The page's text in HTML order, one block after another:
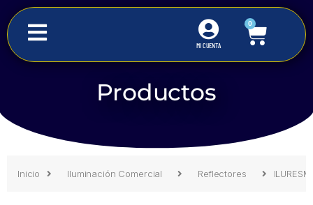
MI CUENTA
0
Iluminación Comercial Reflectores
Productos
Inicio Iluminación Comercial Reflectores